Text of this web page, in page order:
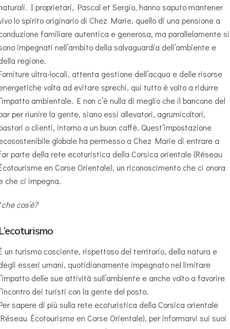
I proprietari, Pascal et Sergio, hanno saputo mantener
lo spirito originario di Chez Marie, quello di una pensione a
familiare autentica e generosa, ma parallelamente si
impegnati nell’ambito della salvaguardia dell’ambiente e
regione.
ultra-locali, attenta gestione dell’acqua e delle risorse
volta ad evitare sprechi, qui tutto è volto a ridurre
ambientale. E non c’è nulla di meglio che il bancone del
per riunire la gente, siano essi allevatori, agrumicoltori,
o clienti, intorno a un buon caffè. Quest’impostazione
globale ha permesso a Chez Marie di entrare a
parte della rete ecoturistica della Corsica orientale (Réseau
en Corse Orientale), un riconoscimento che ci onora
che ci impegna.
che cos’è?
un turismo cosciente, rispettoso del territorio, della natura e
esseri umani, quotidianamente impegnato nel limitare
delle sue attività sull’ambiente e anche volto a favorire
dei turisti con la gente del posto.
sapere di più sulla rete ecoturistica della Corsica orientale
Écotourisme en Corse Orientale), per informarvi sui suoi